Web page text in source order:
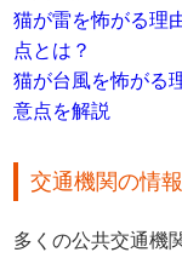
猫が雷を怖がる理
点とは？
猫が台風を怖がる
意点を解説
交通機関の情
多くの公共交通機